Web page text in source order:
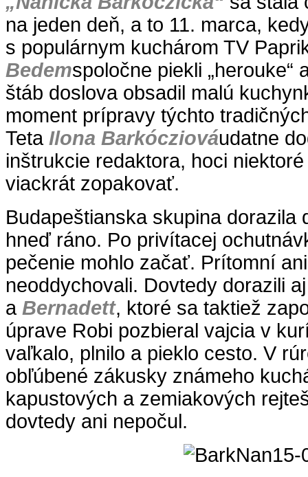
na jeden deň, a to 11. marca,
s populárnym kuchárom TV
Bedemspoločne piekli „herouke“
štáb doslova obsadil malú
moment prípravy týchto
Teta Ilona Barkócziováudatne
inštrukcie redaktora, hoci
viackrát zopakovať.
Budapeštianska skupina dorazila
hneď ráno. Po privítacej
pečenie mohlo začať. Prítomní
neoddychovali. Dovtedy dorazili
a Bernadett, ktoré sa taktiež
úprave Robi pozbieral vajcia v
vaľkalo, plnilo a pieklo cesto. V
obľúbené zákusky známeho
kapustových a zemiakových
dovtedy ani nepočul.